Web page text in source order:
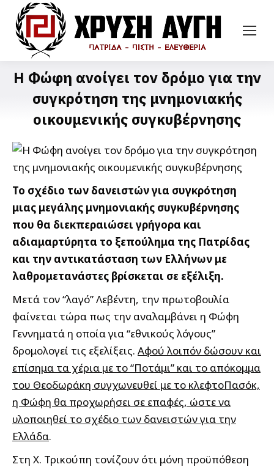
Η Φώφη ανοίγει τον δρόμο για την
συγκρότηση της μνημονιακής
οικουμενικής συγκυβέρνησης
Το σχέδιο των δανειστών για συγκρότηση
μιας μεγάλης μνημονιακής συγκυβέρνησης
που θα διεκπεραιώσει γρήγορα και
αδιαμαρτύρητα το ξεπούλημα της Πατρίδας
και την αντικατάσταση των Ελλήνων με
λαθρομετανάστες βρίσκεται σε εξέλιξη.
Μετά τον “λαγό” Λεβέντη, την πρωτοβουλία
φαίνεται τώρα πως την αναλαμβάνει η Φώφη
Γεννηματά η οποία για “εθνικούς λόγους”
δρομολογεί τις εξελίξεις. Αφού λοιπόν δώσουν και
επίσημα τα χέρια με το “Ποτάμι” και το απόκομμα
του Θεοδωράκη συγχωνευθεί με το κλεφτοΠασόκ,
η Φώφη θα προχωρήσει σε επαφές, ώστε να
υλοποιηθεί το σχέδιο των δανειστών για την
Ελλάδα.
Στη Χ. Τρικούπη τονίζουν ότι μόνη προϋπόθεση